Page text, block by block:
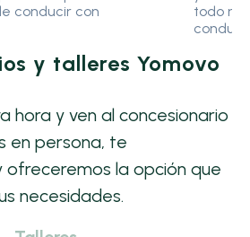
conducir con
todo
y talleres Yomovo
hora y ven al concesionario
en persona, te
ofreceremos la opción que
necesidades.